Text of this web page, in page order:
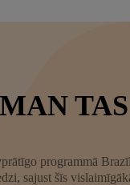
programmā
sajust šīs